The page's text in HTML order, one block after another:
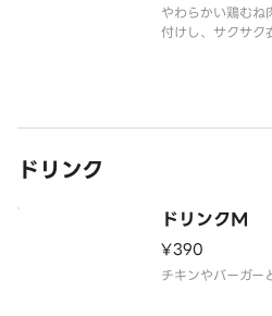
やわらかい鶏むね
付けし、サクサク
ドリンク
ドリンクM
¥390
チキンやバーガー